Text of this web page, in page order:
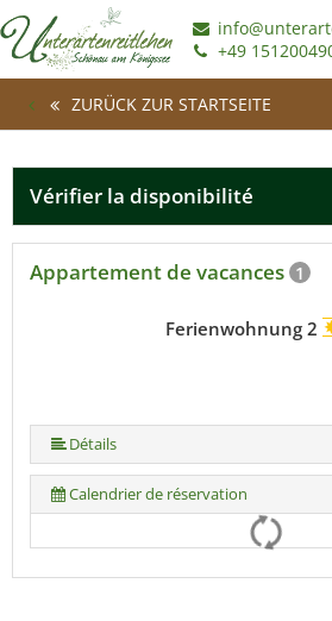
+49
ZURÜCK ZUR STARTSEITE
Vérifier la disponibilité
Appartement de vacances 1
Ferienwohnung 2
Détails
Calendrier de réservation